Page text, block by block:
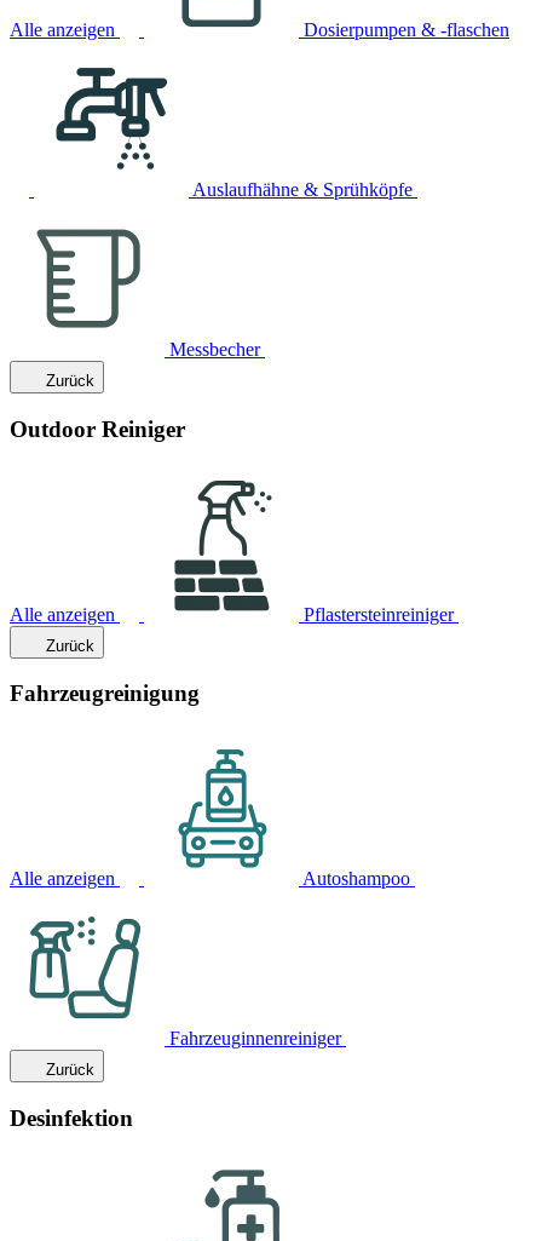
Alle anzeigen Dosierpumpen & -flaschen
Auslaufhähne & Sprühköpfe
Messbecher
Zurück
Outdoor Reiniger
Alle anzeigen Pflastersteinreiniger
Zurück
Fahrzeugreinigung
Alle anzeigen Autoshampoo
Fahrzeuginnenreiniger
Zurück
Desinfektion